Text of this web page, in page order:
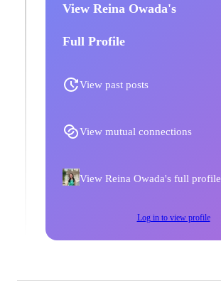
View Reina Owada's
Full Profile
View past posts
View mutual connections
View Reina Owada's full profile
Log in to view profile